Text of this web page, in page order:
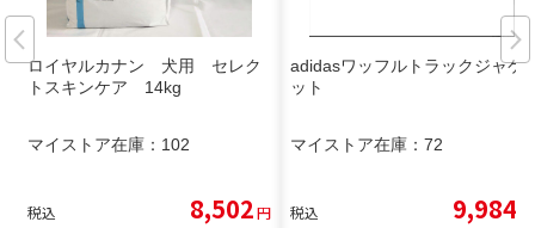
ロイヤルカナン 犬用 セレク
トスキンケア 14kg
マイストア在庫： 102
税込 8,502円
adidasワッフルトラックジャケ
ット
マイストア在庫： 72
税込 9,984